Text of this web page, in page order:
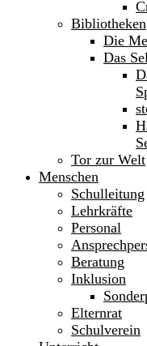
Bibliotheken
Die
Das
Tor zur Welt
Menschen
Schulleitung
Lehrkräfte
Personal
Beratung
Inklusion
Elternrat
Schulverein